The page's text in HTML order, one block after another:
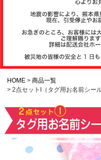
HOME
商品一覧
2点セットI（タグ用お名前シー